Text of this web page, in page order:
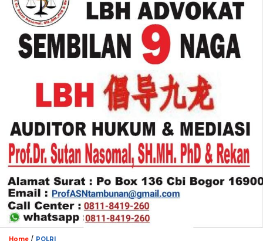
Home / POLRI